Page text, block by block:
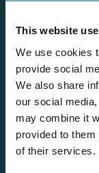
This website
We use cookies
provide social
We also share
our social
may combine it
provided to
of their services.